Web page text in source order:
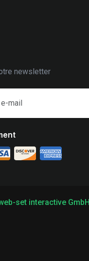
newsletter
set interactive GmbH